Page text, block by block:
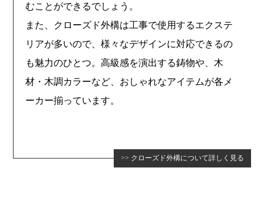
むことができるでしょう。
また、クローズド外構は工事で使用するエクステ
リアが多いので、様々なデザインに対応できるの
も魅力のひとつ。高級感を演出する鋳物や、木
材・木調カラーなど、おしゃれなアイテムが各メ
ーカー揃っています。
クローズド外構について詳しく見る